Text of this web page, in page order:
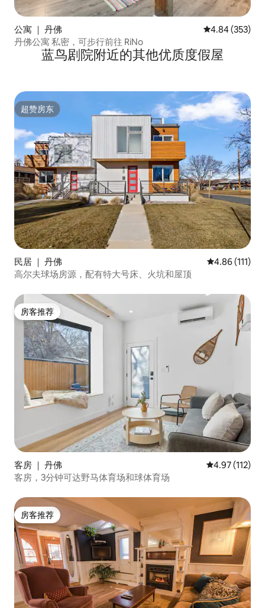
公寓 ｜ 丹佛 平均评分 4.84
4.84 (353)
丹佛公寓 私密，可步行前往 RiNo
蓝鸟剧院附近的其他优质度假屋
超赞房东
超赞房东
民居 ｜ 丹佛 平均评分 4.86
4.86 (111)
高尔夫球场房源，配有特大号床、火坑和屋顶
房客推荐
房客推荐
客房 ｜ 丹佛 平均评分 4.97
4.97 (112)
客房，3分钟可达野马体育场和球体育场
房客推荐
房客推荐